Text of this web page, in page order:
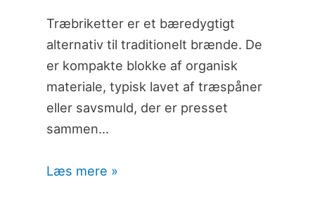
Træbriketter er et bæredygtigt
alternativ til traditionelt brænde. De
er kompakte blokke af organisk
materiale, typisk lavet af træspåner
eller savsmuld, der er presset
sammen…
Læs mere »